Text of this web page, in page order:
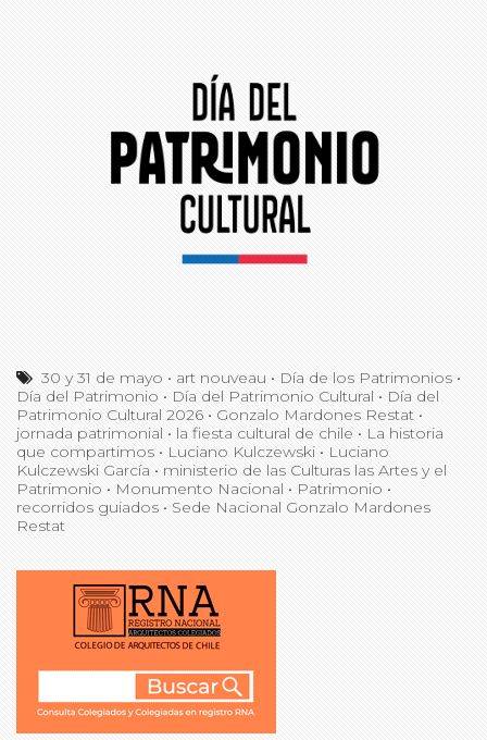
30 y 31 de mayo • art nouveau • Día de los Patrimonios •
Día del Patrimonio • Día del Patrimonio Cultural • Día del
Patrimonio Cultural 2026 • Gonzalo Mardones Restat •
jornada patrimonial • la fiesta cultural de chile • La historia
que compartimos • Luciano Kulczewski • Luciano
Kulczewski García • ministerio de las Culturas las Artes y el
Patrimonio • Monumento Nacional • Patrimonio •
recorridos guiados • Sede Nacional Gonzalo Mardones
Restat